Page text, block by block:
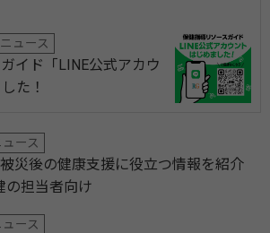
ニュース
イド「LINE公式アカウ
た！
ュース
災後の健康支援に役立つ情報を紹介
の担当者向け
ュース